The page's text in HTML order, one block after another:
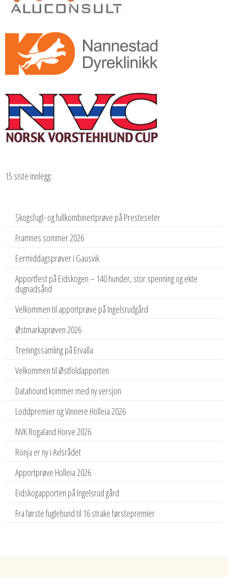
15 siste innlegg:
Skogsfugl- og fullkombinertprøve på Presteseter
Framnes sommer 2026
Eermiddagsprøver i Gausvik
Apportfest på Eidskogen – 140 hunder, stor spenning og ekte
dugnadsånd
Velkommen til apportprøve på Ingelsrudgård
Østmarkaprøven 2026
Treningssamling på Ervalla
Velkommen til Østfoldapporten
Datahound kommer med ny versjon
Loddpremier og Vinnere Holleia 2026
NVK Rogaland Horve 2026
Ronja er ny i Avlsrådet
Apportprøve Holleia 2026
Eidskogapporten på Ingelsrud gård
Fra første fuglehund til 16 strake førstepremier